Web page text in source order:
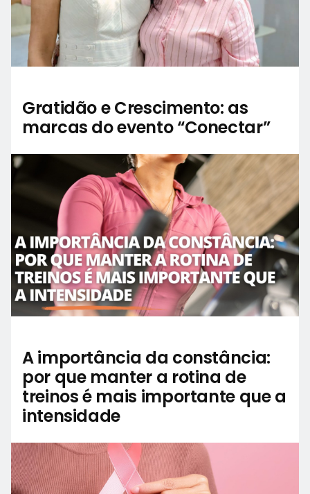
Gratidão e Crescimento: as
marcas do evento “Conectar”
A importância da constância:
por que manter a rotina de
treinos é mais importante que a
intensidade